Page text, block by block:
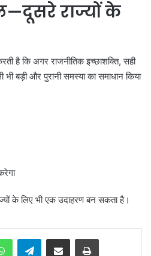
—दूसरे राज्यों के
है कि अगर राजनीतिक इच्छाशक्ति, सही
भी बड़ी और पुरानी समस्या का समाधान किया
के लिए भी एक उदाहरण बन सकता है।
WhatsAppTelegramShare via Email Print